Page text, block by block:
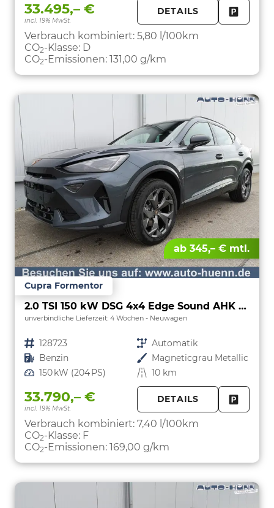
33.495,– €
incl. 19% MwSt.
DETAILS
Verbrauch kombiniert: 5,80 l/100km
CO2-Klasse: D
CO2-Emissionen: 131,00 g/km
ab 345,– € mtl.
Cupra Formentor
2.0 TSI 150 kW DSG 4x4 Edge Sound AHK ACC LED
unverbindliche Lieferzeit: 4 Wochen Neuwagen
Fahrzeugnr. 128723 Getriebe Automatik
Kraftstoff Benzin Außenfarbe Magneticgrau Metallic
Leistung 150 kW (204 PS) Kilometerstand 10 km
33.790,– €
incl. 19% MwSt.
DETAILS
Verbrauch kombiniert: 7,40 l/100km
CO2-Klasse: F
CO2-Emissionen: 169,00 g/km